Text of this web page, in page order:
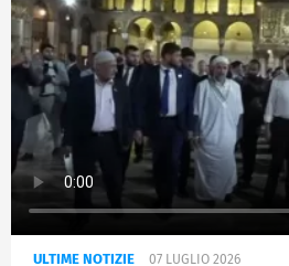
ULTIME NOTIZIE 07 LUGLIO 2026